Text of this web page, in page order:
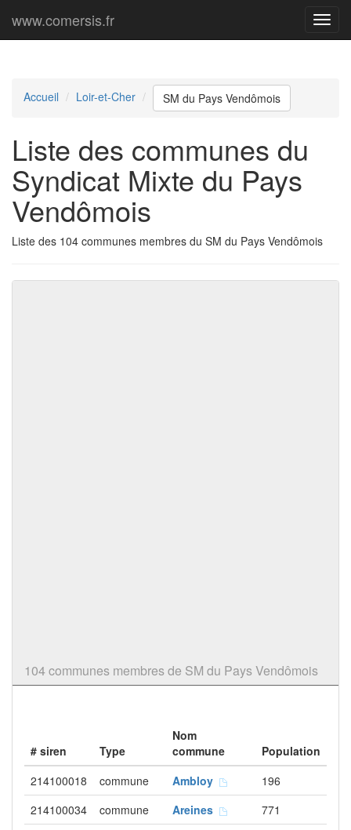
Menu
www.comersis.fr
Accueil Loir-et-Cher SM du Pays Vendômois
Liste des communes du
Syndicat Mixte du Pays
Vendômois
Liste des 104 communes membres du SM du Pays Vendômois
104 communes membres de SM du Pays Vendômois
# siren Type
Nom
commune
Population
214100018
commune Ambloy
196
214100034
commune Areines
771